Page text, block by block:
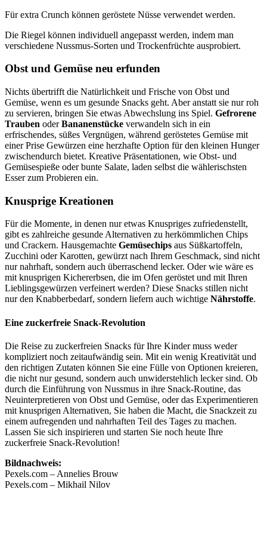
Für extra Crunch können geröstete Nüsse verwendet werden.
Die Riegel können individuell angepasst werden, indem man
verschiedene Nussmus-Sorten und Trockenfrüchte ausprobiert.
Obst und Gemüse neu erfunden
Nichts übertrifft die Natürlichkeit und Frische von Obst und
Gemüse, wenn es um gesunde Snacks geht. Aber anstatt sie nur roh
zu servieren, bringen Sie etwas Abwechslung ins Spiel. Gefrorene
Trauben oderBananenstücke verwandeln sich in ein
erfrischendes, süßes Vergnügen, während geröstetes Gemüse mit
einer Prise Gewürzen eine herzhafte Option für den kleinen Hunger
zwischendurch bietet. Kreative Präsentationen, wie Obst- und
Gemüsespieße oder bunte Salate, laden selbst die wählerischsten
Esser zum Probieren ein.
Knusprige Kreationen
Für die Momente, in denen nur etwas Knuspriges zufriedenstellt,
gibt es zahlreiche gesunde Alternativen zu herkömmlichen Chips
und Crackern. Hausgemachte Gemüsechips aus Süßkartoffeln,
Zucchini oder Karotten, gewürzt nach Ihrem Geschmack, sind nicht
nur nahrhaft, sondern auch überraschend lecker. Oder wie wäre es
mit knusprigen Kichererbsen, die im Ofen geröstet und mit Ihren
Lieblingsgewürzen verfeinert werden? Diese Snacks stillen nicht
nur den Knabberbedarf, sondern liefern auch wichtige Nährstoffe.
Eine zuckerfreie Snack-Revolution
Die Reise zu zuckerfreien Snacks für Ihre Kinder muss weder
kompliziert noch zeitaufwändig sein. Mit ein wenig Kreativität und
den richtigen Zutaten können Sie eine Fülle von Optionen kreieren,
die nicht nur gesund, sondern auch unwiderstehlich lecker sind. Ob
durch die Einführung von Nussmus in ihre Snack-Routine, das
Neuinterpretieren von Obst und Gemüse, oder das Experimentieren
mit knusprigen Alternativen, Sie haben die Macht, die Snackzeit zu
einem aufregenden und nahrhaften Teil des Tages zu machen.
Lassen Sie sich inspirieren und starten Sie noch heute Ihre
zuckerfreie Snack-Revolution!
Bildnachweis:
Pexels.com – Annelies Brouw
Pexels.com – Mikhail Nilov